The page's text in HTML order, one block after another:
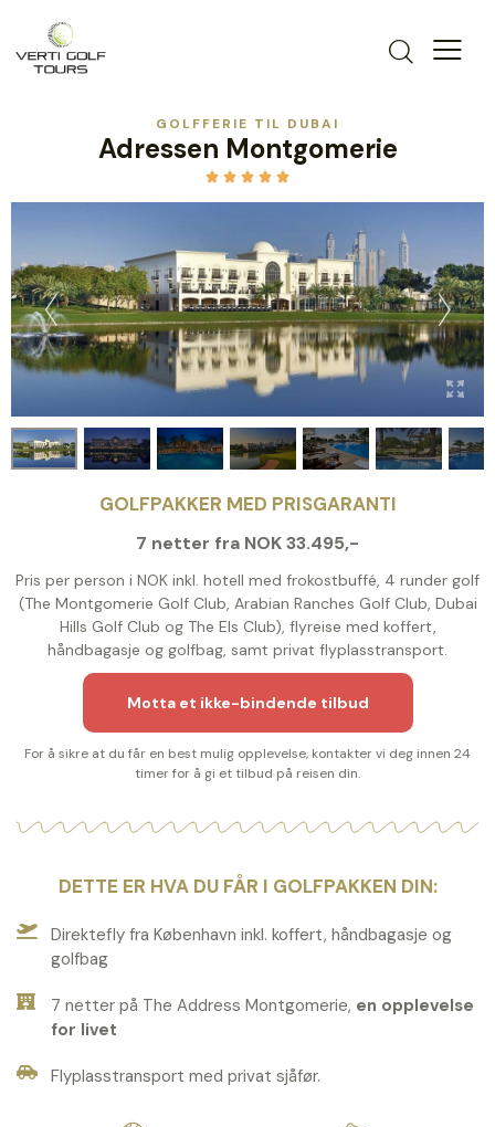
GOLFFERIE TIL DUBAI
Adressen Montgomerie
    
GOLFPAKKER MED PRISGARANTI
7 netter fra NOK 33.495,-
Pris per person i NOK inkl. hotell med frokostbuffé, 4 runder golf
(The Montgomerie Golf Club, Arabian Ranches Golf Club, Dubai
Hills Golf Club og The Els Club), flyreise med koffert,
håndbagasje og golfbag, samt privat flyplasstransport.
Motta et ikke-bindende tilbud
For å sikre at du får en best mulig opplevelse, kontakter vi deg innen 24
timer for å gi et tilbud på reisen din.
DETTE ER HVA DU FÅR I GOLFPAKKEN DIN:
Direktefly fra København inkl. koffert, håndbagasje og
golfbag
7 netter på The Address Montgomerie, en opplevelse
for livet
Flyplasstransport med privat sjåfør.